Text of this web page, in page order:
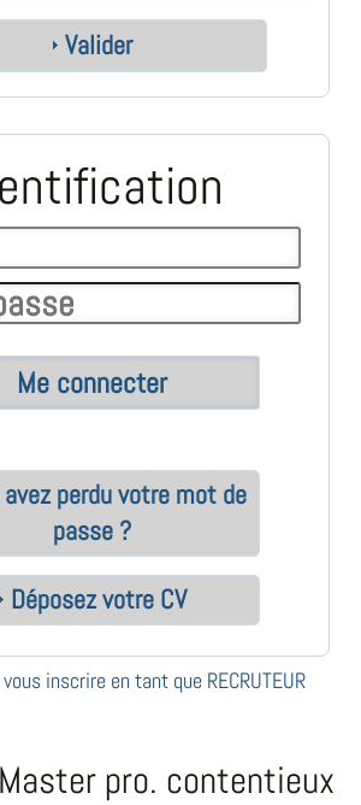
Valider
avez perdu votre mot de
passe ?
Déposez votre CV
inscrire en tant que RECRUTEUR
pro. contentieux